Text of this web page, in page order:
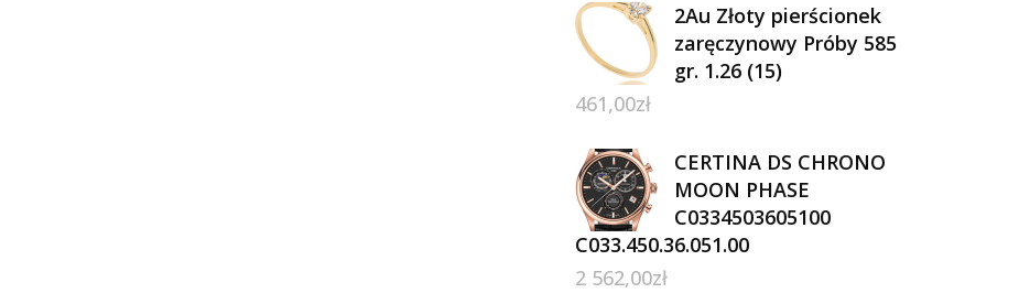
2Au Złoty pierścionek
zaręczynowy Próby 585
gr. 1.26 (15)
461,00zł
CERTINA DS CHRONO
MOON PHASE
C0334503605100
C033.450.36.051.00
2 562,00zł